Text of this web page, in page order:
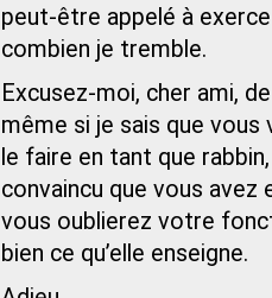
peut-être appelé à
combien je tremble.
Excusez-moi, cher ami,
même si je sais que
le faire en tant que
convaincu que vous avez
vous oublierez votre
bien ce qu’elle enseigne.